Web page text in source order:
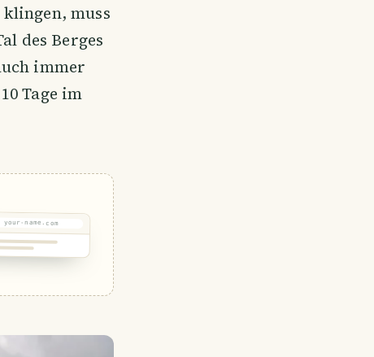
muss
des Berges
immer
Tage im
your-name.com